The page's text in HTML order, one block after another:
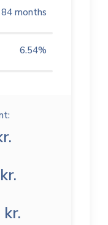
84 months
6.54%